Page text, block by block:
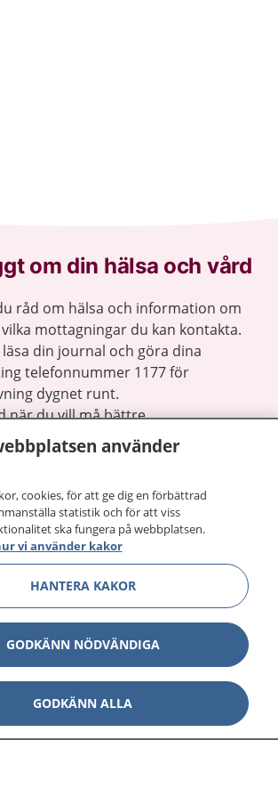
om din hälsa och vård
råd om hälsa och information om
mottagningar du kan kontakta.
din journal och göra dina
telefonnummer 1177 för
dygnet runt.
när du vill må bättre.
Visa
Visa
använder
cookies, för att ge dig en förbättrad
statistik och för att viss
ska fungera på webbplatsen.
vi använder kakor
HANTERA KAKOR
GODKÄNN NÖDVÄNDIGA
GODKÄNN ALLA